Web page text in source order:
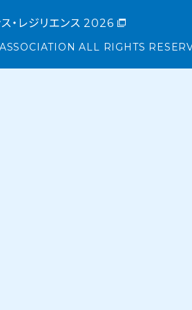
・レジリエンス 2026
ALL RIGHTS